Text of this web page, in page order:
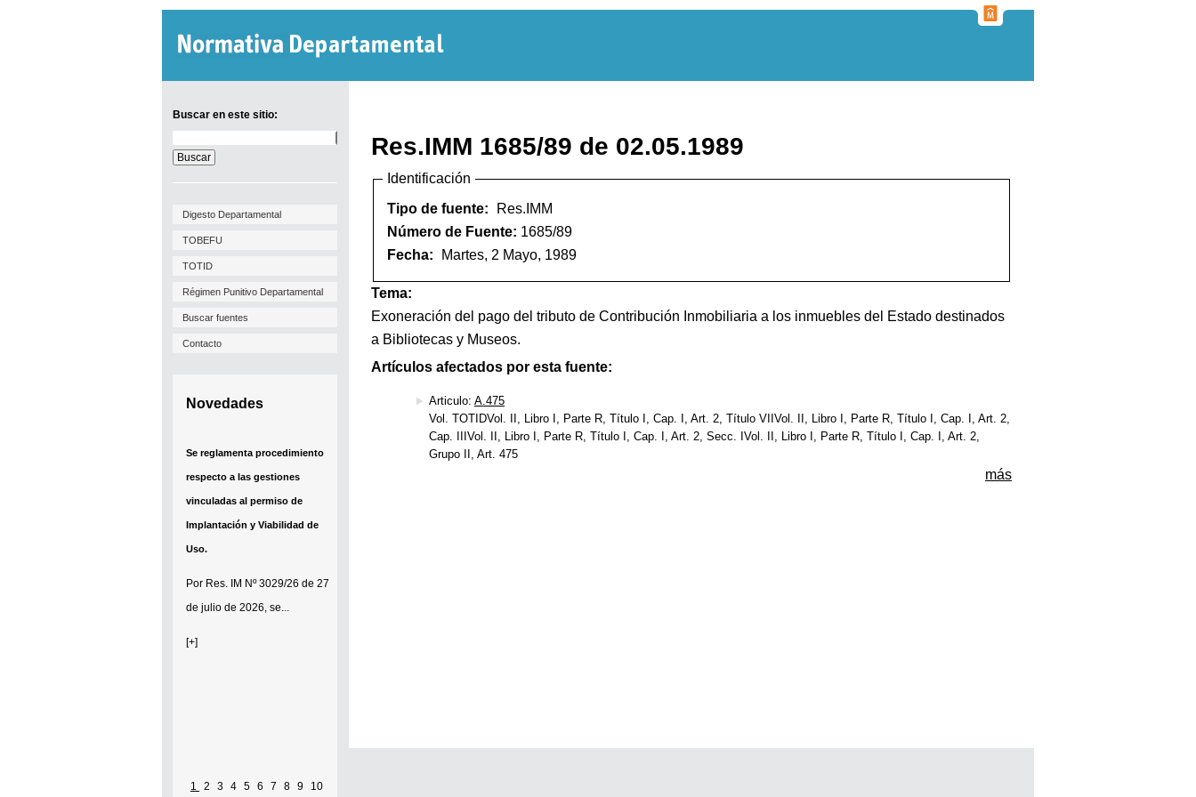
Buscar en este sitio:
en
este
sitio:
Digesto Departamental
TOBEFU
TOTID
Régimen Punitivo Departamental
Buscar fuentes
Contacto
Novedades
Se reglamenta procedimiento
respecto a las gestiones
vinculadas al permiso de
Implantación y Viabilidad de
Uso.
Por Res. IM Nº 3029/26 de 27
de julio de 2026, se...
[+]
1 2 3 4 5 6 7 8 9 10
Res.IMM 1685/89 de 02.05.1989
Identificación
Tipo de fuente:
Res.IMM
Número de Fuente: 1685/89
Fecha:
Martes, 2 Mayo, 1989
Tema:
Exoneración del pago del tributo de Contribución Inmobiliaria a los inmuebles del Estado destinados
a Bibliotecas y Museos.
Artículos afectados por esta fuente:
Articulo: A.475
Vol. TOTIDVol. II, Libro I, Parte R, Título I, Cap. I, Art. 2, Título VIIVol. II, Libro I, Parte R, Título I, Cap. I, Art. 2,
Cap. IIIVol. II, Libro I, Parte R, Título I, Cap. I, Art. 2, Secc. IVol. II, Libro I, Parte R, Título I, Cap. I, Art. 2,
Grupo II, Art. 475
más